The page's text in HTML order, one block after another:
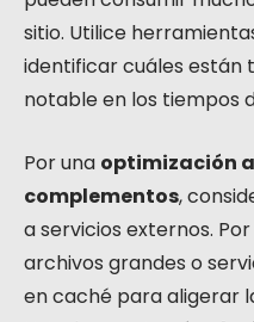
sitio. Utilice
identificar cuáles están
notable en los tiempos
Por una optimización
complementos,
a servicios externos.
archivos grandes o
en caché para aligerar